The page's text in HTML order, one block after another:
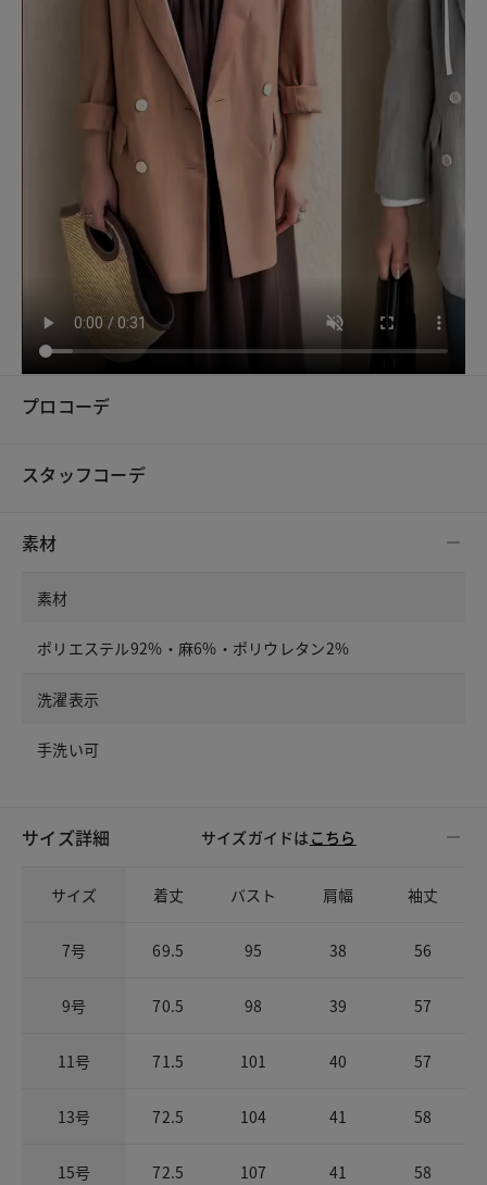
プロコーデ
スタッフコーデ
素材
素材
ポリエステル92%・麻6%・ポリウレタン2%
洗濯表示
手洗い可
サイズ詳細 サイズガイドは こちら
サイズ 着丈 バスト 肩幅 袖丈
7号 69.5 95 38 56
9号 70.5 98 39 57
11号 71.5 101 40 57
13号 72.5 104 41 58
15号 72.5 107 41 58